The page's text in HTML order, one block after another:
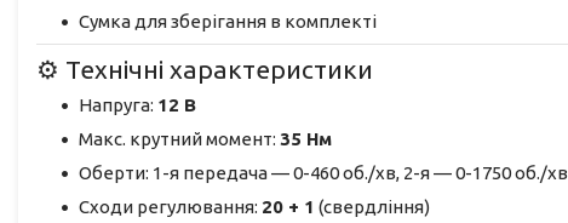
Сумка для зберігання в комплекті
⚙️ Технічні характеристики
Напруга: 12 В
Макс. крутний момент: 35 Нм
Оберти: 1-я передача — 0-460 об./хв, 2-я — 0-1750 об./хв
Сходи регулювання: 20 + 1 (свердління)